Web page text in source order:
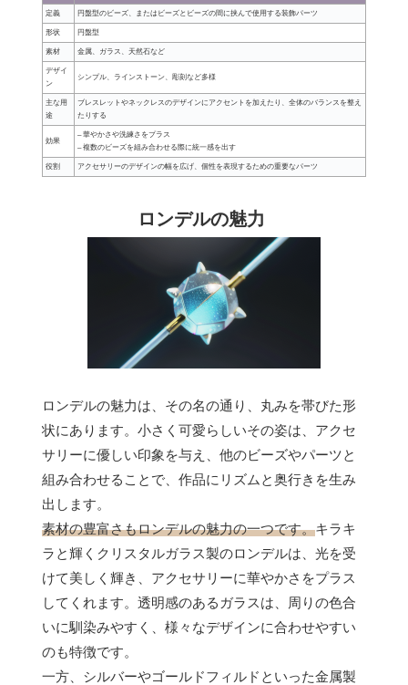
定義 円盤型のビーズ、またはビーズとビーズの間に挟んで使用する装飾パーツ
形状 円盤型
素材 金属、ガラス、天然石など
デザイ
ン
シンプル、ラインストーン、彫刻など多様
主な用
途
ブレスレットやネックレスのデザインにアクセントを加えたり、全体のバランスを整え
たりする
効果
– 華やかさや洗練さをプラス
– 複数のビーズを組み合わせる際に統一感を出す
役割 アクセサリーのデザインの幅を広げ、個性を表現するための重要なパーツ
ロンデルの魅力
ロンデルの魅力は、その名の通り、丸みを帯びた形
状にあります。小さく可愛らしいその姿は、アクセ
サリーに優しい印象を与え、他のビーズやパーツと
組み合わせることで、作品にリズムと奥行きを生み
出します。
素材の豊富さもロンデルの魅力の一つです。キラキ
ラと輝くクリスタルガラス製のロンデルは、光を受
けて美しく輝き、アクセサリーに華やかさをプラス
してくれます。透明感のあるガラスは、周りの色合
いに馴染みやすく、様々なデザインに合わせやすい
のも特徴です。
一方、シルバーやゴールドフィルドといった金属製